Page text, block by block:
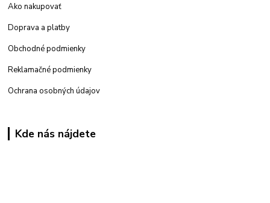
Ako nakupovať
Doprava a platby
Obchodné podmienky
Reklamačné podmienky
Ochrana osobných údajov
Kde nás nájdete